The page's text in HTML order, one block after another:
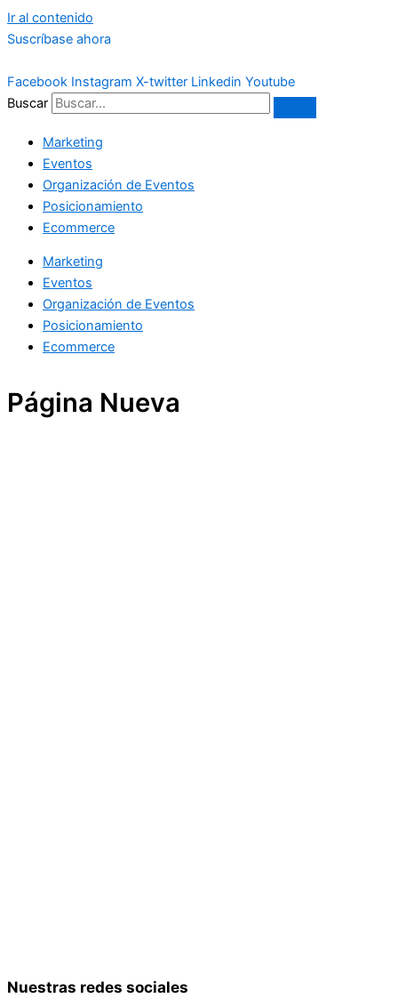
Ir al contenido
Suscríbase ahora
Facebook Instagram X-twitter Linkedin Youtube
Buscar
Marketing
Eventos
Organización de Eventos
Posicionamiento
Ecommerce
Marketing
Eventos
Organización de Eventos
Posicionamiento
Ecommerce
Página Nueva
Nuestras redes sociales